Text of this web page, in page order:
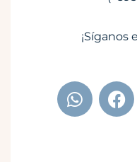
¡Síganos
W
h
a
F
a
c